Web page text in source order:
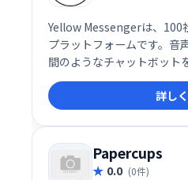
Yellow Messengerは、100
プラットフォームです。音
間のようなチャットボット
させます。強力なNLPエン
言語対応など、高度な機能
ーの自動化にも貢献しま
設計で、スムーズなコミュ
す。
詳し
Papercups
0.0 (0件)